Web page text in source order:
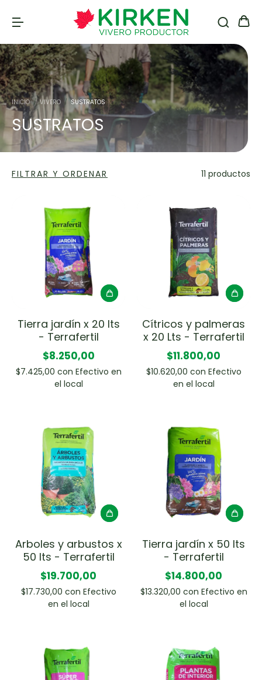
INICIO / VIVERO / SUSTRATOS
SUSTRATOS
FILTRAR Y ORDENAR 11 productos
Tierra jardín x 20 lts
- Terrafertil
$8.250,00
$7.425,00 con Efectivo en
el local
Cítricos y palmeras
x 20 Lts - Terrafertil
$11.800,00
$10.620,00 con Efectivo
en el local
Arboles y arbustos x
50 lts - Terrafertil
$19.700,00
$17.730,00 con Efectivo
en el local
Tierra jardín x 50 lts
- Terrafertil
$14.800,00
$13.320,00 con Efectivo en
el local